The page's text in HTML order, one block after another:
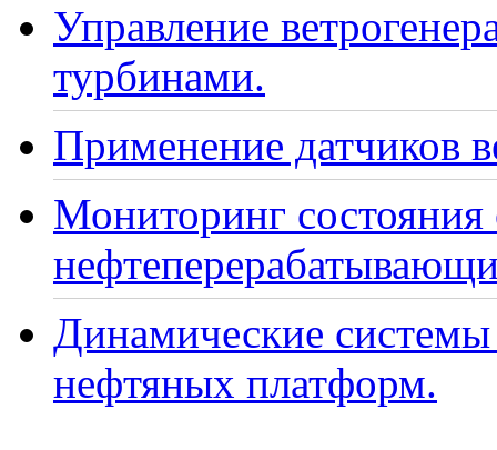
Управление
турбинами.
Применение датчиков
Мониторинг
Динамические
нефтяных платформ.